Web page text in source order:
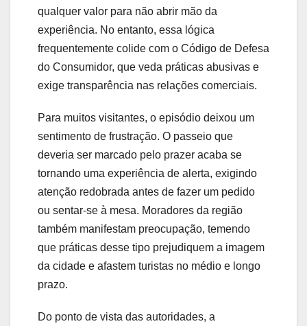
qualquer valor para não abrir mão da
experiência. No entanto, essa lógica
frequentemente colide com o Código de Defesa
do Consumidor, que veda práticas abusivas e
exige transparência nas relações comerciais.
Para muitos visitantes, o episódio deixou um
sentimento de frustração. O passeio que
deveria ser marcado pelo prazer acaba se
tornando uma experiência de alerta, exigindo
atenção redobrada antes de fazer um pedido
ou sentar-se à mesa. Moradores da região
também manifestam preocupação, temendo
que práticas desse tipo prejudiquem a imagem
da cidade e afastem turistas no médio e longo
prazo.
Do ponto de vista das autoridades, a